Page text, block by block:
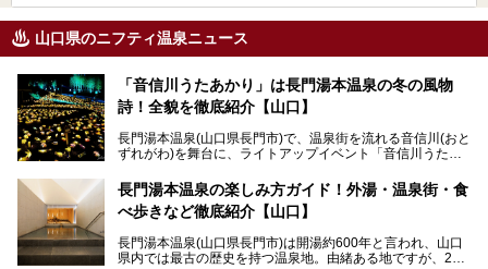
山口県のニフティ温泉ニュース
「音信川うたあかり」は長門湯本温泉の冬の風物
詩！全貌を徹底紹介【山口】
長門湯本温泉(山口県長門市)で、温泉街を流れる音信川(おと
ずれがわ)を舞台に、ライトアップイベント「音信川うたあ
～3月3日(日)。詩のナレーションや音楽に合わせた幻想的な
光の演出や、地元児童生徒が製作した作品などを設置。温泉
街を一段と輝かせてくれます。
今回は筆者自ら「音信川うたあかり2024」を体験し、その
全貌を徹底紹介。また同時期に開催されている「湯道展in長
長門湯本温泉の楽しみ方ガイド！外湯・温泉街・食
べ歩きなど徹底紹介【山口】
長門湯本温泉(山口県長門市)は開湯約600年と言われ、山口
県内では最古の歴史を持つ温泉地。由緒ある地ですが、202